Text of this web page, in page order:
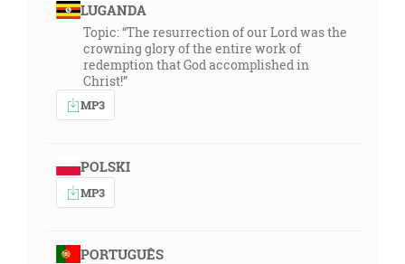
LUGANDA
Topic: “The resurrection of our Lord was the
crowning glory of the entire work of
redemption that God accomplished in
Christ!”
MP3
POLSKI
MP3
PORTUGUÊS